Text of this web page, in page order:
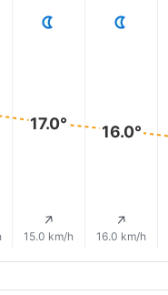
17.0°
↑
15.0 km/h
16.0°
↑
16.0 km/h